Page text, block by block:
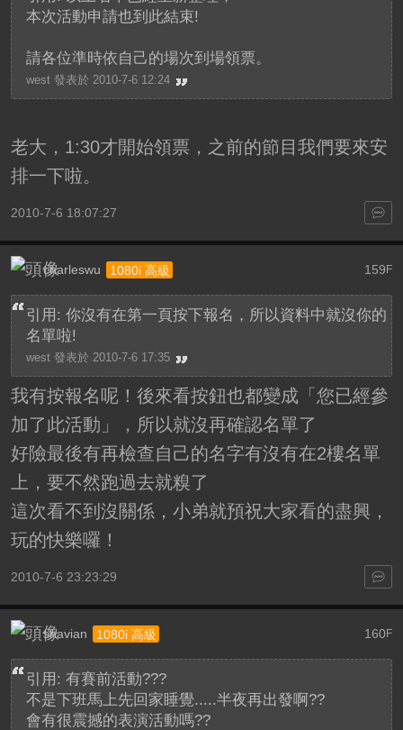
本次活動申請也到此結束!
請各位準時依自己的場次到場領票。
west 發表於 2010-7-6 12:24
老大，1:30才開始領票，之前的節目我們要來安
排一下啦。
2010-7-6 18:07:27
159 F
charleswu 1080i 高級
引用: 你沒有在第一頁按下報名，所以資料中就沒你的
名單啦!
west 發表於 2010-7-6 17:35
我有按報名呢！後來看按鈕也都變成「您已經參
加了此活動」，所以就沒再確認名單了
好險最後有再檢查自己的名字有沒有在2樓名單
上，要不然跑過去就糗了
這次看不到沒關係，小弟就預祝大家看的盡興，
玩的快樂囉！
2010-7-6 23:23:29
160F
shavian 1080i 高級
引用: 有賽前活動???
不是下班馬上先回家睡覺.....半夜再出發啊??
會有很震撼的表演活動嗎??